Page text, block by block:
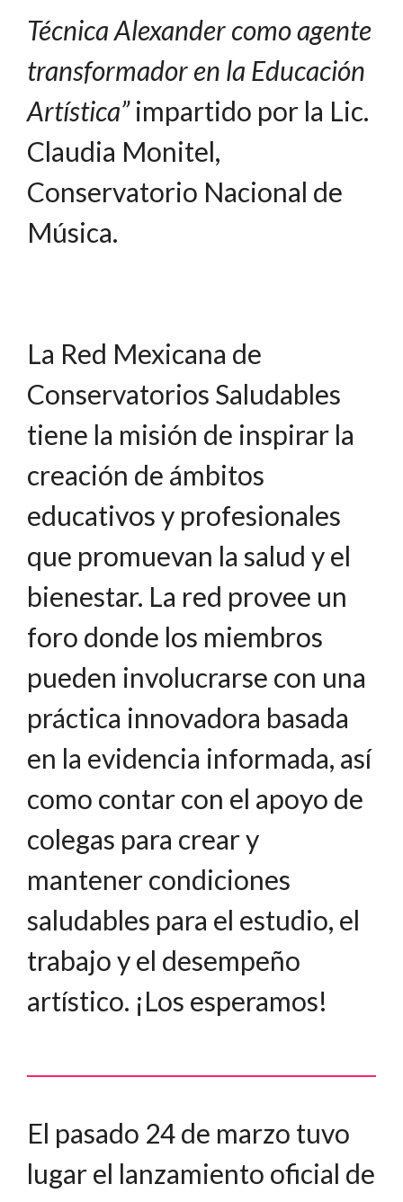
Técnica Alexander como agente
transformador en la Educación
Artística”impartido por la Lic.
Claudia Monitel,
Conservatorio Nacional de
Música.
La Red Mexicana de
Conservatorios Saludables
tiene la misión de inspirar la
creación de ámbitos
educativos y profesionales
que promuevan la salud y el
bienestar. La red provee un
foro donde los miembros
pueden involucrarse con una
práctica innovadora basada
en la evidencia informada, así
como contar con el apoyo de
colegas para crear y
mantener condiciones
saludables para el estudio, el
trabajo y el desempeño
artístico. ¡Los esperamos!
El pasado 24 de marzo tuvo
lugar el lanzamiento oficial de